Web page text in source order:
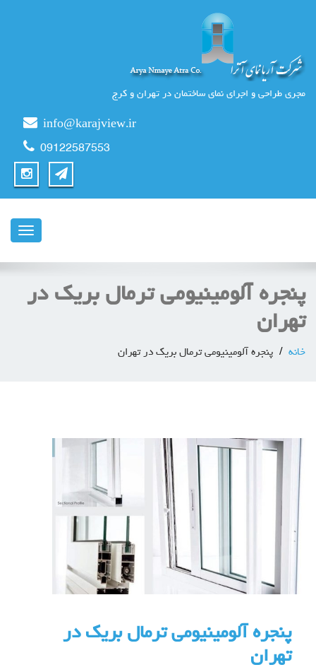
مجری طراحی و اجرای نمای ساختمان در تهران و کرج
info@karajview.ir
09122587553
ناوبری
پنجره آلومینیومی ترمال بریک در
تهران
خانه پنجره آلومینیومی ترمال بریک در تهران
پنجره آلومینیومی ترمال بریک در
تهران